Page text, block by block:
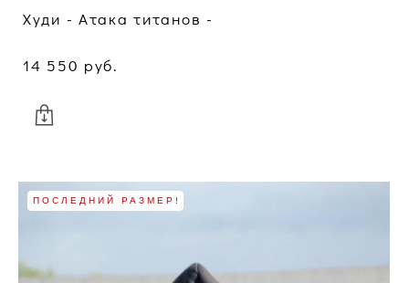
Худи - Атака титанов -
14 550 pуб.
ПОСЛЕДНИЙ РАЗМЕР!